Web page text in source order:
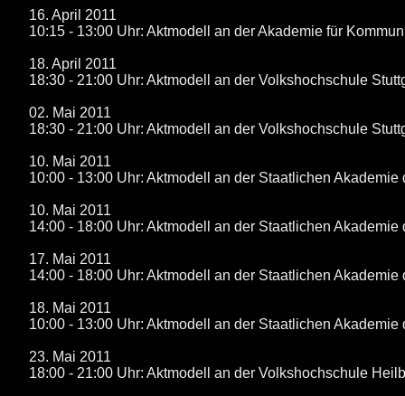
16. April 2011
10:15 - 13:00 Uhr: Aktmodell an der Akademie für
18. April 2011
18:30 - 21:00 Uhr: Aktmodell an der Volkshochschule
02. Mai 2011
18:30 - 21:00 Uhr: Aktmodell an der Volkshochschule
10. Mai 2011
10:00 - 13:00 Uhr: Aktmodell an der Staatlichen
10. Mai 2011
14:00 - 18:00 Uhr: Aktmodell an der Staatlichen
17. Mai 2011
14:00 - 18:00 Uhr: Aktmodell an der Staatlichen
18. Mai 2011
10:00 - 13:00 Uhr: Aktmodell an der Staatlichen
23. Mai 2011
18:00 - 21:00 Uhr: Aktmodell an der Volkshochschule